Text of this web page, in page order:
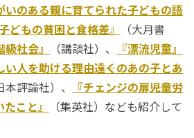
いのある親に育てられた子どもの語
子どもの貧困と食格差』
（大月書
社会』 （講談社）、
『漂流児童』
い人を助ける理由――遠くのあの子とあ
本評論社）、
『チェンジの扉――児童労
こと』
（集英社）なども紹介して